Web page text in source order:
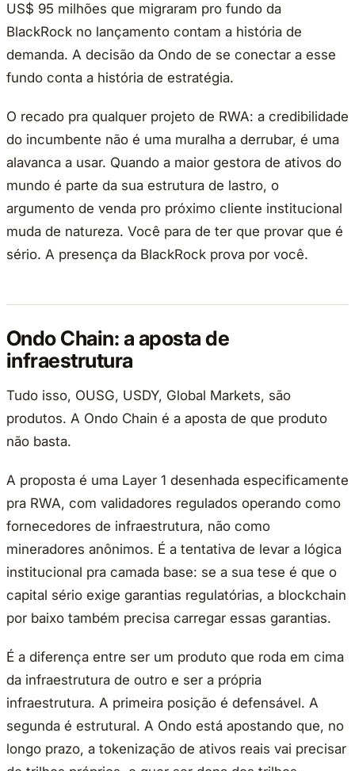
US$ 95 milhões que migraram pro fundo da
BlackRock no lançamento contam a história de
demanda. A decisão da Ondo de se conectar a esse
fundo conta a história de estratégia.
O recado pra qualquer projeto de RWA: a credibilidade
do incumbente não é uma muralha a derrubar, é uma
alavanca a usar. Quando a maior gestora de ativos do
mundo é parte da sua estrutura de lastro, o
argumento de venda pro próximo cliente institucional
muda de natureza. Você para de ter que provar que é
sério. A presença da BlackRock prova por você.
Ondo Chain: a aposta de
infraestrutura
Tudo isso, OUSG, USDY, Global Markets, são
produtos. A Ondo Chain é a aposta de que produto
não basta.
A proposta é uma Layer 1 desenhada especificamente
pra RWA, com validadores regulados operando como
fornecedores de infraestrutura, não como
mineradores anônimos. É a tentativa de levar a lógica
institucional pra camada base: se a sua tese é que o
capital sério exige garantias regulatórias, a blockchain
por baixo também precisa carregar essas garantias.
É a diferença entre ser um produto que roda em cima
da infraestrutura de outro e ser a própria
infraestrutura. A primeira posição é defensável. A
segunda é estrutural. A Ondo está apostando que, no
longo prazo, a tokenização de ativos reais vai precisar